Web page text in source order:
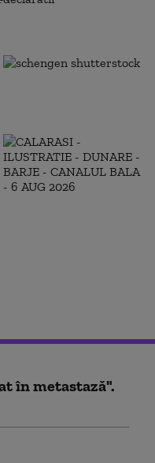
în metastază".